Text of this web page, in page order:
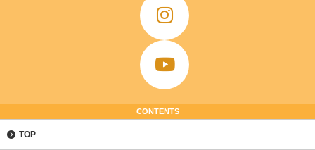
CONTENTS
TOP